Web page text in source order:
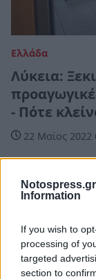
Information
If you wish to
processing of
targeted
section to
Ελλάδα
Λύκεια:
- Πότε
22 Μαϊος 2022